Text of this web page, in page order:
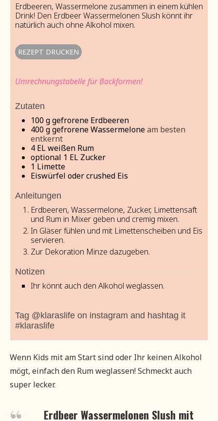
Erdbeeren, Wassermelone zusammen in einem kühlen
Drink! Den Erdbeer Wassermelonen Slush könnt ihr
natürlich auch ohne Alkohol mixen.
REZEPT DRUCKEN
Umrechnungstabelle für Backformen!
Zutaten
100ggefrorene Erdbeeren
400ggefrorene Wassermeloneam besten
entkernt
4 EL weißen Rum
optional 1 EL Zucker
1 Limette
Eiswürfel oder crushed Eis
Anleitungen
Erdbeeren, Wassermelone, Zucker, Limettensaft
und Rum in Mixer geben und cremig mixen.
In Gläser fühlen und mit Limettenscheiben und Eis
servieren.
Zur Dekoration Minze dazugeben.
Notizen
Ihr könnt auch den Alkohol weglassen.
Tag @klaraslife on instagram and hashtag it
#klaraslife
Wenn Kids mit am Start sind oder Ihr keinen Alkohol
mögt, einfach den Rum weglassen! Schmeckt auch
super lecker.
Erdbeer Wassermelonen Slush mit